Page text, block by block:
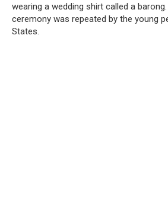
wearing a wedding shirt called a
ceremony was repeated by the young
States.